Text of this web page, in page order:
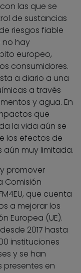
las que se
de sustancias
riesgos fiable
no hay
europeo,
consumidores.
a diario a una
a través
y agua. En
que
la vida aún se
los efectos de
aún muy limitada.
promover
Comisión
que cuenta
a mejorar los
Europea (UE).
2017 hasta
instituciones
y se han
presentes en